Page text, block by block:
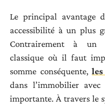
Le principal avantage
accessibilité à un plus
Contrairement à un
classique où il faut
somme conséquente,les
dans l’immobilier
importante. À travers le